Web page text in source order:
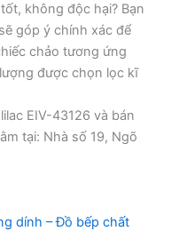
không độc hại? Bạn
góp ý chính xác để
chảo tương ứng
được chọn lọc kĩ
EIV-43126 và bán
tại: Nhà số 19, Ngõ
dính – Đồ bếp chất